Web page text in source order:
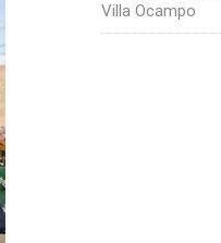
Villa Ocampo